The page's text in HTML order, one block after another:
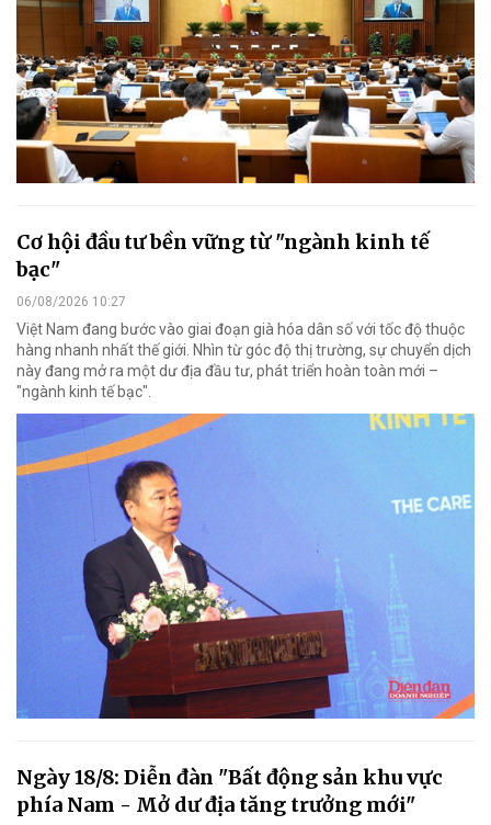
Cơ hội đầu tư bền vững từ "ngành kinh tế
bạc"
06/08/2026 10:27
Việt Nam đang bước vào giai đoạn già hóa dân số với tốc độ thuộc
hàng nhanh nhất thế giới. Nhìn từ góc độ thị trường, sự chuyển dịch
này đang mở ra một dư địa đầu tư, phát triển hoàn toàn mới –
"ngành kinh tế bạc".
Ngày 18/8: Diễn đàn "Bất động sản khu vực
phía Nam - Mở dư địa tăng trưởng mới"